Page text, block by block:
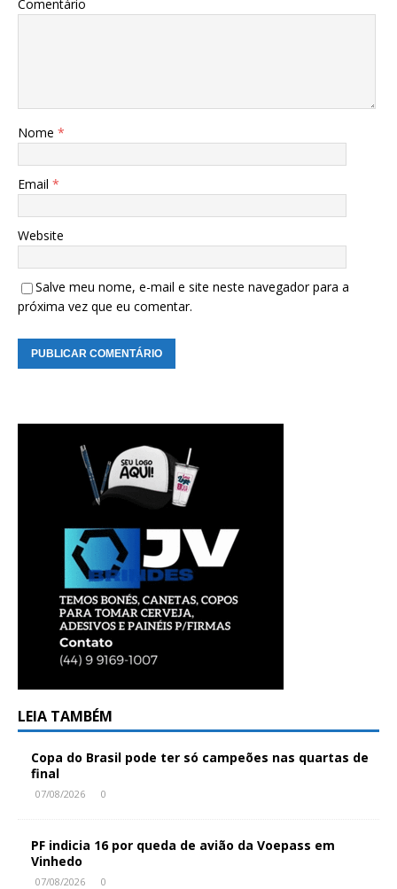
Comentário
Nome *
Email *
Website
Salve meu nome, e-mail e site neste navegador para a
próxima vez que eu comentar.
LEIA TAMBÉM
Copa do Brasil pode ter só campeões nas quartas de
final
07/08/2026 0
PF indicia 16 por queda de avião da Voepass em
Vinhedo
07/08/2026 0